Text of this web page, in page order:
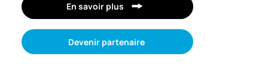
En savoir plus
Devenir partenaire